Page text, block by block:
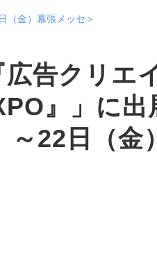
（金）幕張メッセ＞
告クリエ
』」に出
～22日（金